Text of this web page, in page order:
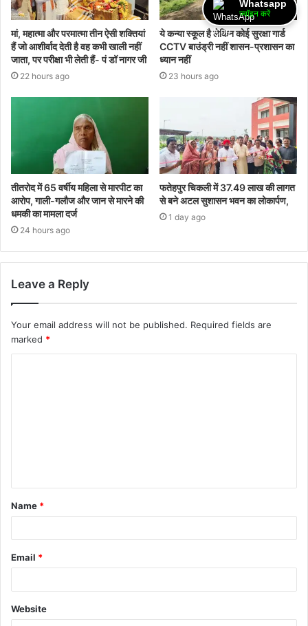
मां, महात्मा और परमात्मा तीन ऐसी शक्तियां
हैं जो आशीर्वाद देती है वह कभी खाली नहीं
जाता, पर परीक्षा भी लेती हैं- पं डॉ नागर जी
22 hours ago
ये कन्या स्कूल है लेकिन कोई सुरक्षा गार्ड
CCTV बाउंड्री नहीं शासन-प्रशासन का
ध्यान नहीं
23 hours ago
तीतरोद में 65 वर्षीय महिला से मारपीट का
आरोप, गाली-गलौज और जान से मारने की
धमकी का मामला दर्ज
24 hours ago
फतेहपुर चिकली में 37.49 लाख की लागत
से बने अटल सुशासन भवन का लोकार्पण,
1 day ago
Leave a Reply
Your email address will not be published. Required fields are
marked *
Name *
Email *
Website
Whatsapp
ज्वॉइन करें